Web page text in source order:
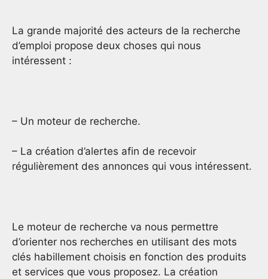
La grande majorité des acteurs de la recherche
d’emploi propose deux choses qui nous
intéressent :
– Un moteur de recherche.
– La création d’alertes afin de recevoir
régulièrement des annonces qui vous intéressent.
Le moteur de recherche va nous permettre
d’orienter nos recherches en utilisant des mots
clés habillement choisis en fonction des produits
et services que vous proposez. La création